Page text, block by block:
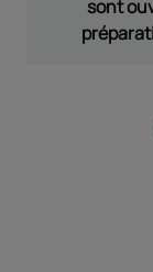
sont